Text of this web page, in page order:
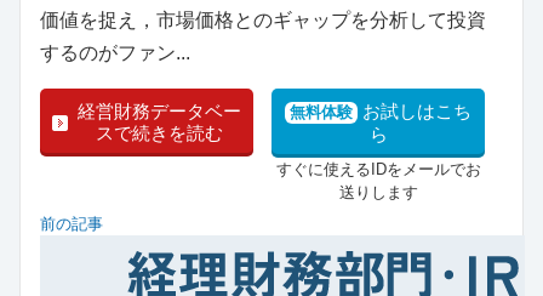
価値を捉え，市場価格とのギャップを分析して投資
するのがファン...
経営財務データベー
スで続きを読む
無料体験 お試しはこち
ら
すぐに使えるIDをメールでお
送りします
前の記事